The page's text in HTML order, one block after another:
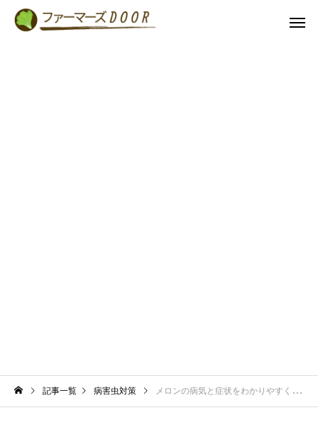
記事一覧 病害虫対策 メロンの病気と症状をわかりやすく完全解説！早期発見と対策の秘訣